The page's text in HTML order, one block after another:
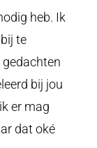
heb. Ik
te
bij jou
er mag
dat oké